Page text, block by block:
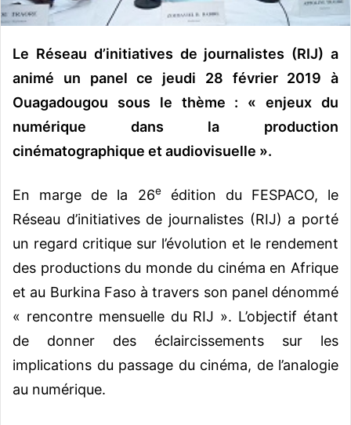
r
e
l
Le Réseau d’initiatives de journalistes (RIJ) a
animé un panel ce jeudi 28 février 2019 à
Ouagadougou sous le thème : « enjeux du
numérique dans la production
cinématographique et audiovisuelle ».
En marge de la 26eédition du FESPACO, le
Réseau d’initiatives de journalistes (RIJ) a porté
un regard critique sur l’évolution et le rendement
des productions du monde du cinéma en Afrique
et au Burkina Faso à travers son panel dénommé
« rencontre mensuelle du RIJ ». L’objectif étant
de donner des éclaircissements sur les
implications du passage du cinéma, de l’analogie
au numérique.